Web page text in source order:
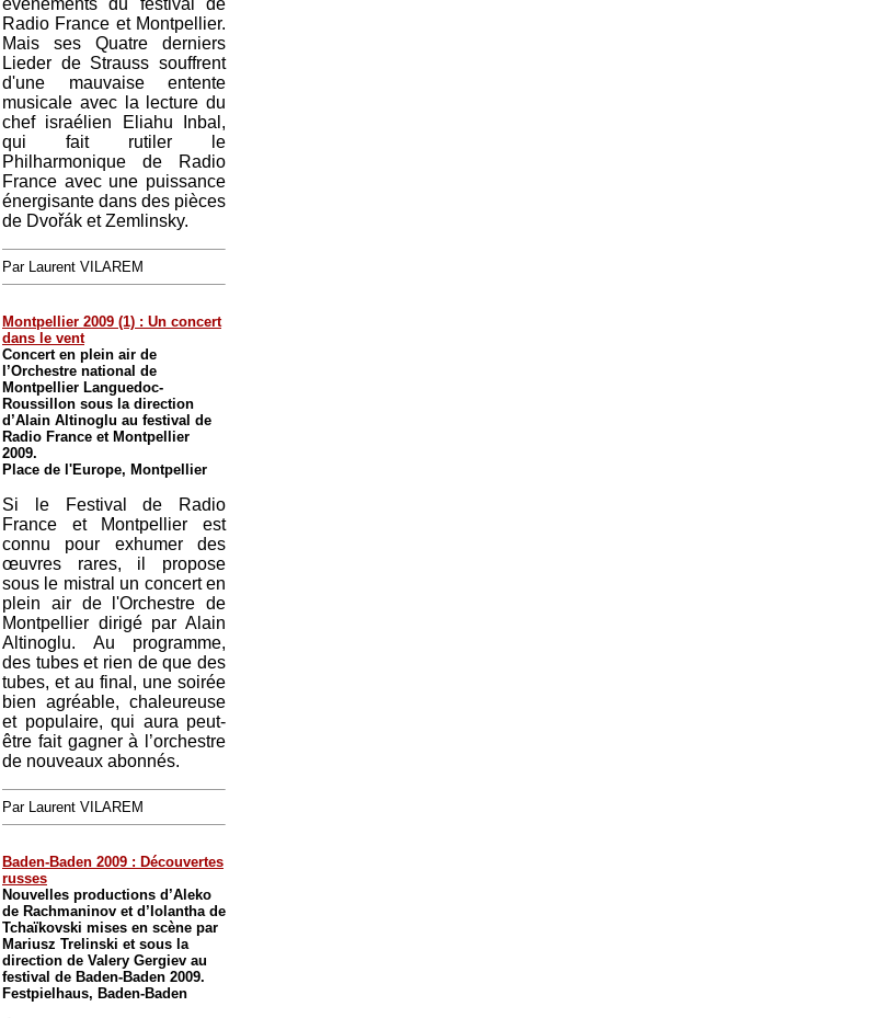
événements du festival de
Radio France et Montpellier.
Mais ses Quatre derniers
Lieder de Strauss souffrent
d'une mauvaise entente
musicale avec la lecture du
chef israélien Eliahu Inbal,
qui fait rutiler le
Philharmonique de Radio
France avec une puissance
énergisante dans des pièces
de Dvořák et Zemlinsky.
Par Laurent VILAREM
Montpellier 2009 (1) : Un concert
dans le vent
Concert en plein air de
l’Orchestre national de
Montpellier Languedoc-
Roussillon sous la direction
d’Alain Altinoglu au festival de
Radio France et Montpellier
2009.
Place de l'Europe, Montpellier
Si le Festival de Radio
France et Montpellier est
connu pour exhumer des
œuvres rares, il propose
sous le mistral un concert en
plein air de l'Orchestre de
Montpellier dirigé par Alain
Altinoglu. Au programme,
des tubes et rien de que des
tubes, et au final, une soirée
bien agréable, chaleureuse
et populaire, qui aura peut-
être fait gagner à l’orchestre
de nouveaux abonnés.
Par Laurent VILAREM
Baden-Baden 2009 : Découvertes
russes
Nouvelles productions d’Aleko
de Rachmaninov et d’Iolantha de
Tchaïkovski mises en scène par
Mariusz Trelinski et sous la
direction de Valery Gergiev au
festival de Baden-Baden 2009.
Festpielhaus, Baden-Baden